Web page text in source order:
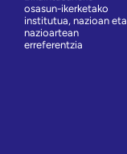
osasun-ikerketako
institutua, nazioan eta
nazioartean
erreferentzia